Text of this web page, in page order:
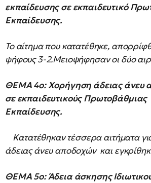
εκπαίδευσης σε εκπαιδευτικό
Εκπαίδευσης.
Το αίτημα που κατατέθηκε,
ψήφους 3-2.Μειοψήφησαν οι δύο
ΘΕΜΑ 4ο: Χορήγηση άδειας άνευ
σε εκπαιδευτικούς Πρωτοβάθμιας
Εκπαίδευσης.
Κατατέθηκαν τέσσερα αιτήματα
άδειας άνευ αποδοχών και
ΘΕΜΑ 5ο: Άδεια άσκησης